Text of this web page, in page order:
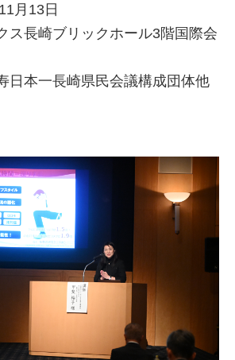
月13日
長崎ブリックホール3階国際会
本一長崎県民会議構成団体他